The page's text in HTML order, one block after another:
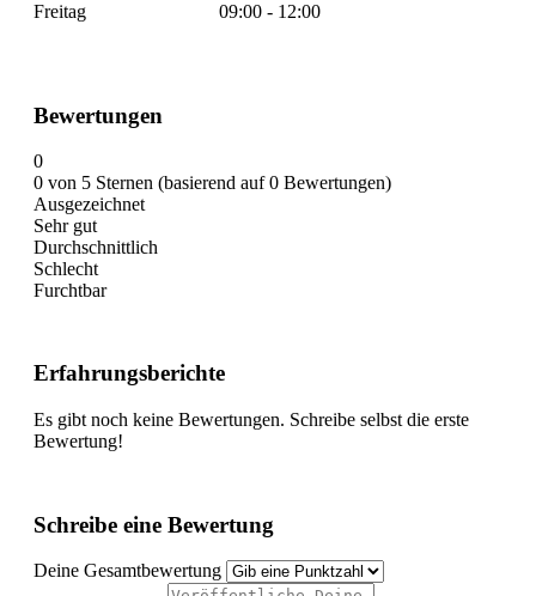
Freitag
09:00 - 12:00
Bewertungen
0
0 von 5 Sternen (basierend auf 0 Bewertungen)
Ausgezeichnet
Sehr gut
Durchschnittlich
Schlecht
Furchtbar
Erfahrungsberichte
Es gibt noch keine Bewertungen. Schreibe selbst die erste
Bewertung!
Schreibe eine Bewertung
Deine Gesamtbewertung